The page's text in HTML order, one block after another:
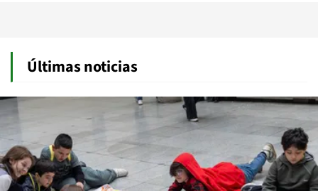
Últimas noticias